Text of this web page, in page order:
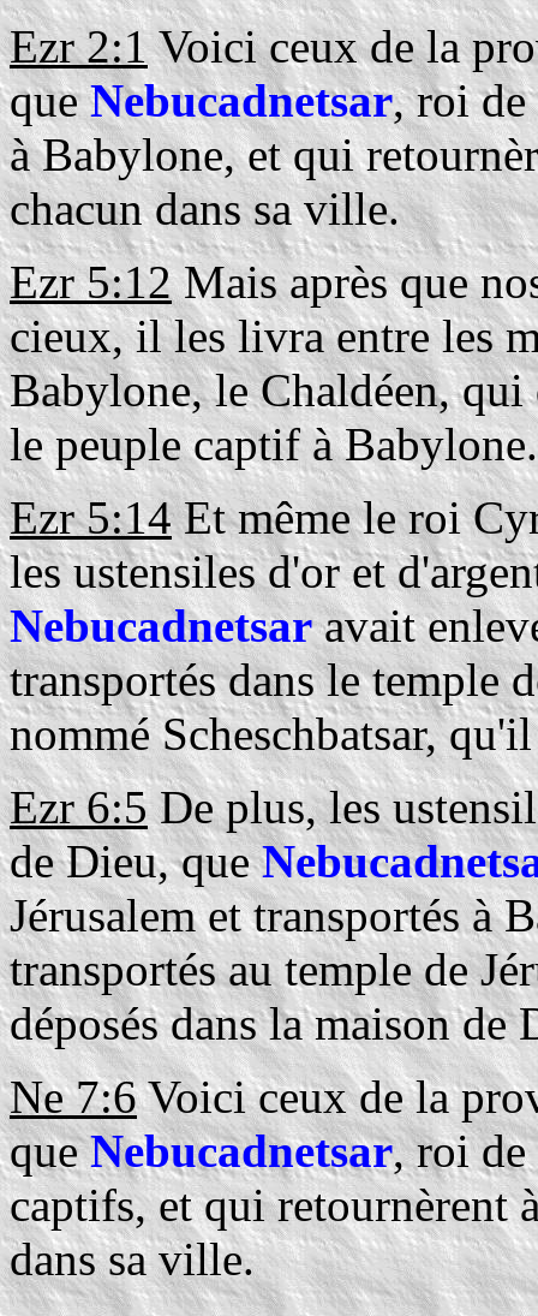
Ezr 2:1Voici ceux de la
queNebucadnetsar, roi de
à Babylone, et qui
chacun dans sa ville.
Ezr 5:12Mais après que
cieux, il les livra entre les
Babylone, le Chaldéen,
le peuple captif à Babylone.
Ezr 5:14Et même le roi
les ustensiles d'or et
Nebucadnetsaravait
transportés dans le temple
nommé Scheschbatsar,
Ezr 6:5De plus, les
de Dieu, que
Jérusalem et transportés à
transportés au temple de
déposés dans la maison de
Ne 7:6Voici ceux de la
queNebucadnetsar, roi de
captifs, et qui retournèrent
dans sa ville.